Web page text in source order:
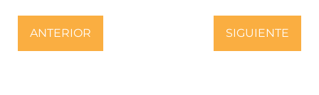
ANTERIOR SIGUIENTE